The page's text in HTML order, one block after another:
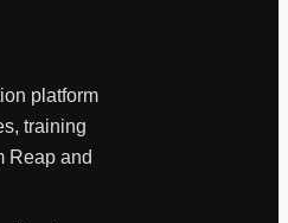
platform
training
Reap and